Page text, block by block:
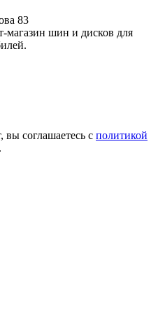
83
магазин шин и дисков для
вы соглашаетесь с политикой